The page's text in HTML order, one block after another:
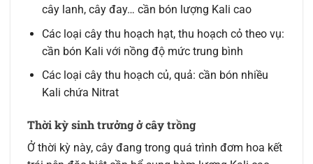
cây lanh, cây đay… cần bón lượng Kali cao
Các loại cây thu hoạch hạt, thu hoạch cỏ theo vụ:
cần bón Kali với nồng độ mức trung bình
Các loại cây thu hoạch củ, quả: cần bón nhiều
Kali chứa Nitrat
Thời kỳ sinh trưởng ở cây trồng
Ở thời kỳ này, cây đang trong quá trình đơm hoa kết